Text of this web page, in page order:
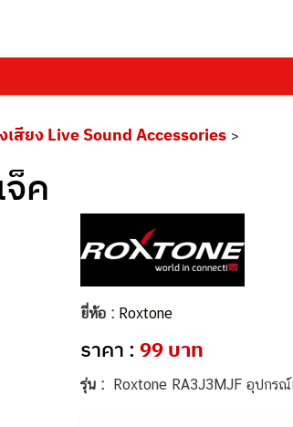
สียง Live Sound Accessories >
ค
ยี่ห้อ : Roxtone
ราคา : 99 บาท
รุ่น : Roxtone RA3J3MJF อุปกรณ์